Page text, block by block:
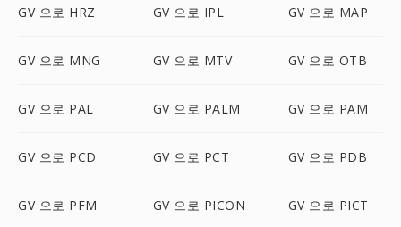
GV 으로 HRZ GV 으로 IPL GV 으로 MAP
GV 으로 MNG GV 으로 MTV GV 으로 OTB
GV 으로 PAL GV 으로 PALM GV 으로 PAM
GV 으로 PCD GV 으로 PCT GV 으로 PDB
GV 으로 PFM GV 으로 PICON GV 으로 PICT